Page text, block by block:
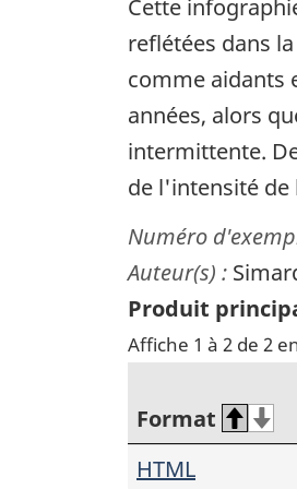
Cette
reflétées dans
comme aidants
années, alors
intermittente.
de l'intensité
Numéro
Auteur(s) :
Produit
Affiche 1 à 2 de 2
Format
HTML